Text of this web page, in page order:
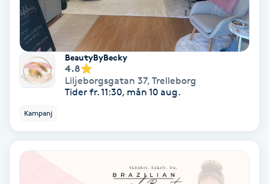
Sockring
Spa
Spa manikyr & pedikyr
Spa-pedikyr
BeautyByBecky
4.8
Liljeborgsgatan 37, Trelleborg
Tider fr. 11:30, mån 10 aug.
Kampanj